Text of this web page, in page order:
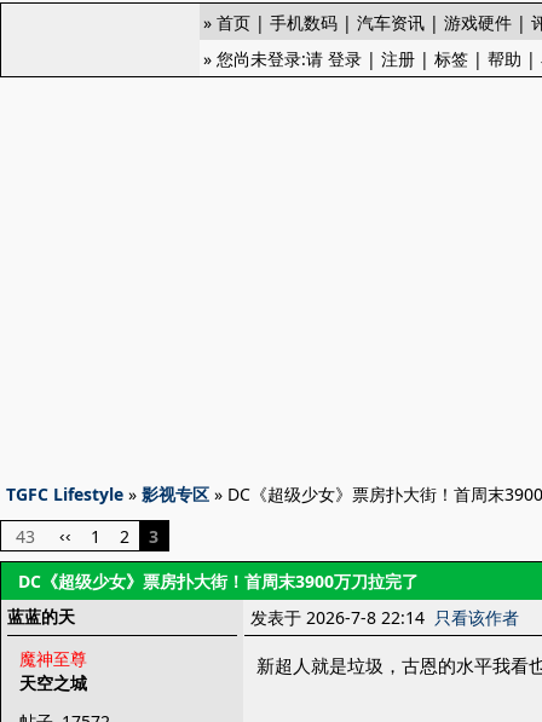
» 首页 | 手机数码 | 汽车资讯 | 游戏硬件 |
» 您尚未登录:请 登录 | 注册 | 标签 | 帮助 |
TGFC Lifestyle » 影视专区 » DC《超级少女》票房扑大街！首周末
43
‹‹ 1 2
3
DC《超级少女》票房扑大街！首周末3900万刀拉完了
蓝蓝的天
魔神至尊
天空之城
发表于 2026-7-8 22:14 只看该作者
新超人就是垃圾，古恩的水平我看